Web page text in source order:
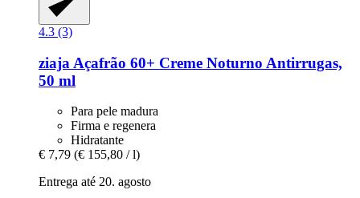
4.3 (3)
ziaja Açafrão 60+ Creme Noturno Antirrugas,
50 ml
Para pele madura
Firma e regenera
Hidratante
€ 7,79 (€ 155,80 / l)
Entrega até 20. agosto